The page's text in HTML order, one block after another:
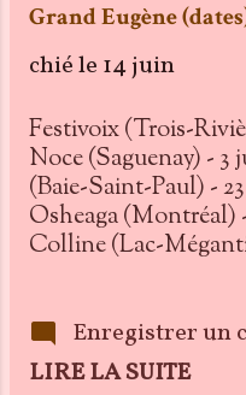
Richelieu) - 9 août
Desjardins
Bière Bouffe
2026 Val-des-Bois
2026
Grand Eugène
chié le 14 juin
Festivoix (Trois-
Noce (Saguenay) -
(Baie-Saint-Paul) -
Osheaga (Montréal)
Colline (Lac-
Enregistrer un
LIRE LA SUITE